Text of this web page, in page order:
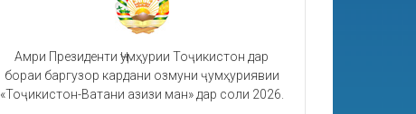
Амри Президенти Ҷумҳурии Тоҷикистон дар
бораи баргузор кардани озмуни ҷумҳуриявии
«Тоҷикистон-Ватани азизи ман» дар соли 2026.